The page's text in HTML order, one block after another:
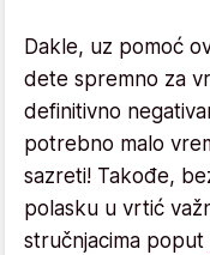
Dakle, uz pomoć
dete spremno za
definitivno
potrebno malo
sazreti! Takođe,
polasku u vrtić
stručnjacima poput